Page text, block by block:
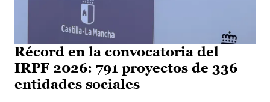
Récord en la convocatoria del
IRPF 2026: 791 proyectos de 336
entidades sociales